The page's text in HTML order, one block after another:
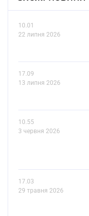
10.01
22 липня 2026
17.09
13 липня 2026
10.55
3 червня 2026
17.03
29 травня 2026